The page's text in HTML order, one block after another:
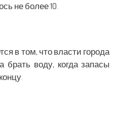
не более 10.
в том, что власти города
брать воду, когда запасы